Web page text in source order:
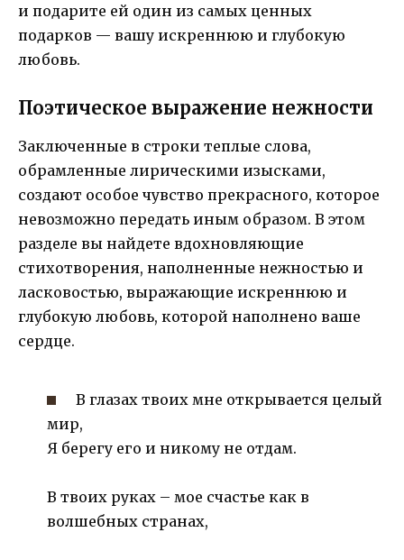
и подарите ей один из самых ценных
подарков — вашу искреннюю и глубокую
любовь.
Поэтическое выражение нежности
Заключенные в строки теплые слова,
обрамленные лирическими изысками,
создают особое чувство прекрасного, которое
невозможно передать иным образом. В этом
разделе вы найдете вдохновляющие
стихотворения, наполненные нежностью и
ласковостью, выражающие искреннюю и
глубокую любовь, которой наполнено ваше
сердце.
В глазах твоих мне открывается целый
мир,
Я берегу его и никому не отдам.
В твоих руках – мое счастье как в
волшебных странах,